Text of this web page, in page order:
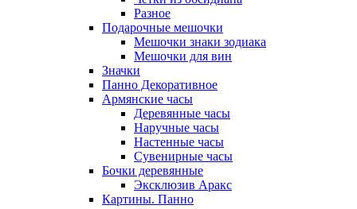
Разное
Подарочные мешочки
Мешочки знаки зодиака
Мешочки для вин
Значки
Панно Декоративное
Армянские часы
Деревянные часы
Наручные часы
Настенные часы
Сувенирные часы
Бочки деревянные
Эксклюзив Аракс
Картины. Панно